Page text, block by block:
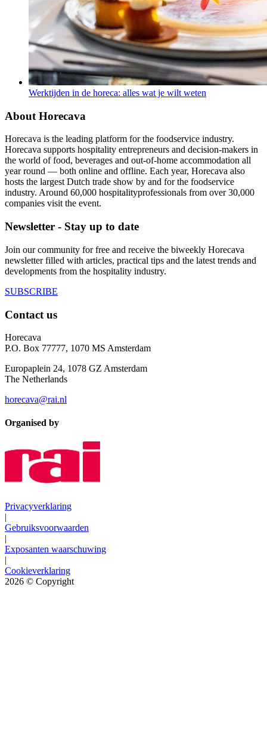
Werktijden in de horeca: alles wat je wilt weten
About Horecava
Horecava is the leading platform for the foodservice industry.
Horecava supports hospitality entrepreneurs and decision-makers in
the world of food, beverages and out-of-home accommodation all
year round — both online and offline. Each year, Horecava also
hosts the largest Dutch trade show by and for the foodservice
industry. Around 60,000 hospitalityprofessionals from over 30,000
companies visit the event.
Newsletter - Stay up to date
Join our community for free and receive the biweekly Horecava
newsletter filled with articles, practical tips and the latest trends and
developments from the hospitality industry.
SUBSCRIBE
Contact us
Horecava
P.O. Box 77777, 1070 MS Amsterdam
Europaplein 24, 1078 GZ Amsterdam
The Netherlands
horecava@rai.nl
Organised by
Privacyverklaring
|
Gebruiksvoorwaarden
|
Exposanten waarschuwing
|
Cookieverklaring
2026 © Copyright